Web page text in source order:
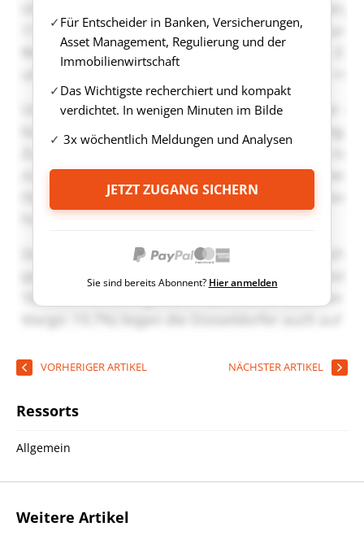
Für Entscheider in Banken, Versicherungen,
Asset Management, Regulierung und der
Immobilienwirtschaft
Das Wichtigste recherchiert und kompakt
verdichtet. In wenigen Minuten im Bilde
3x wöchentlich Meldungen und Analysen
JETZT ZUGANG SICHERN
Sie sind bereits Abonnent? Hier anmelden
VORHERIGER ARTIKEL NÄCHSTER ARTIKEL
Ressorts
Allgemein
Weitere Artikel